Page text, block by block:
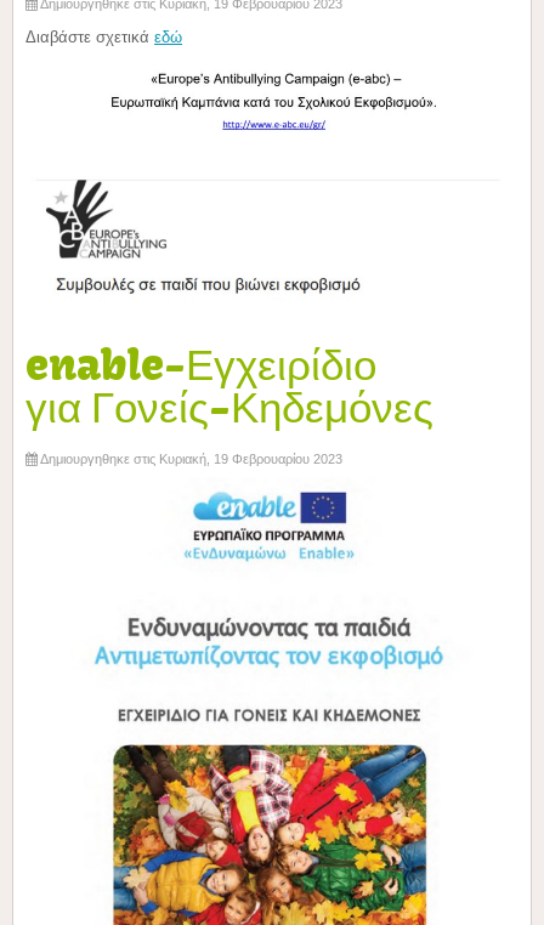
Δημιουργηθηκε στις Κυριακή, 19 Φεβρουαρίου 2023
Διαβάστε σχετικά εδώ
enable-Εγχειρίδιο
για Γονείς-Κηδεμόνες
Δημιουργηθηκε στις Κυριακή, 19 Φεβρουαρίου 2023